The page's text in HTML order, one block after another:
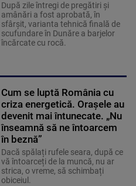
După zile întregi de pregătiri și
amânări a fost aprobată, în
sfârșit, varianta tehnică finală de
scufundare în Dunăre a barjelor
încărcate cu rocă.
Cum se luptă România cu
criza energetică. Orașele au
devenit mai întunecate. „Nu
înseamnă să ne întoarcem
în beznă”
Dacă spălați rufele seara, după ce
vă întoarceți de la muncă, nu ar
strica, o vreme, să schimbați
obiceiul.